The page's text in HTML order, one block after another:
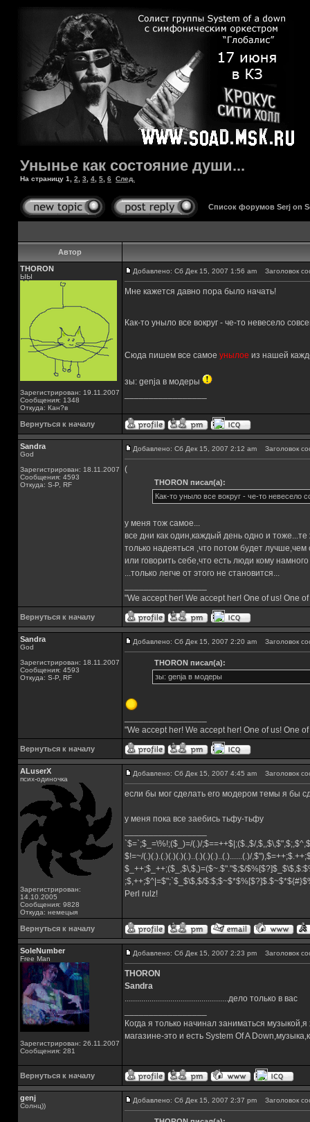
Унынье как состояние души...
На страницу 1 2 3 4 5 6 След.
Список форумов Serj on
Автор
THORON
ЫЫ
Зарегистрирован: 19.11.2007
Сообщения: 1348
Откуда: Кан?в
Добавлено: Сб Дек 15, 2007 1:56 am Заголовок
Мне кажется давно пора было начать!
Как-то уныло все вокруг - че-то невесело
Сюда пишем все самое унылое из нашей
зы: genja в модеры
Вернуться к началу
Sandra
God
Зарегистрирован: 18.11.2007
Сообщения: 4593
Откуда: S-P, RF
Добавлено: Сб Дек 15, 2007 2:12 am Заголовок
(
THORON писал(а):
Как-то уныло все вокруг - че-то невесело
у меня тож самое...
все дни как один,каждый день одно и
только надеяться ,что потом будет лучше,чем
или говорить себе,что есть люди кому
...только легче от этого не становится...
"We accept her! We accept her! One of us! One
Вернуться к началу
Sandra
God
Зарегистрирован: 18.11.2007
Сообщения: 4593
Откуда: S-P, RF
Добавлено: Сб Дек 15, 2007 2:20 am Заголовок
THORON писал(а):
зы: genja в модеры
"We accept her! We accept her! One of us! One
Вернуться к началу
ALuserX
псих-одиночка
Зарегистрирован:
14.10.2005
Сообщения: 9828
Откуда: немецыя
Добавлено: Сб Дек 15, 2007 4:45 am Заголовок
если бы мог сделать его модером темы я бы
у меня пока все заебись тьфу-тьфу
`$=`;$_=\%!;($_)=/(.)/;$==++$|;($.,$/
$!=~/(.)(.).(.)(.)(.)(.)..(.)(.)(.)..(.)......(.)/
$_++;$_++;($_,$\,$,)=($~.$"."$;$/
;$,++;$^|=$";`$_$\$,$/
Perl rulz!
Вернуться к началу
SoleNumber
Free Man
Зарегистрирован: 26.11.2007
Сообщения: 281
Добавлено: Сб Дек 15, 2007 2:23 pm Заголовок
THORON
Sandra
..................................................дело только в вас
Когда я только начинал заниматься
магазине-это и есть System Of A
Вернуться к началу
genj
Солнц))
Добавлено: Сб Дек 15, 2007 2:37 pm Заголовок